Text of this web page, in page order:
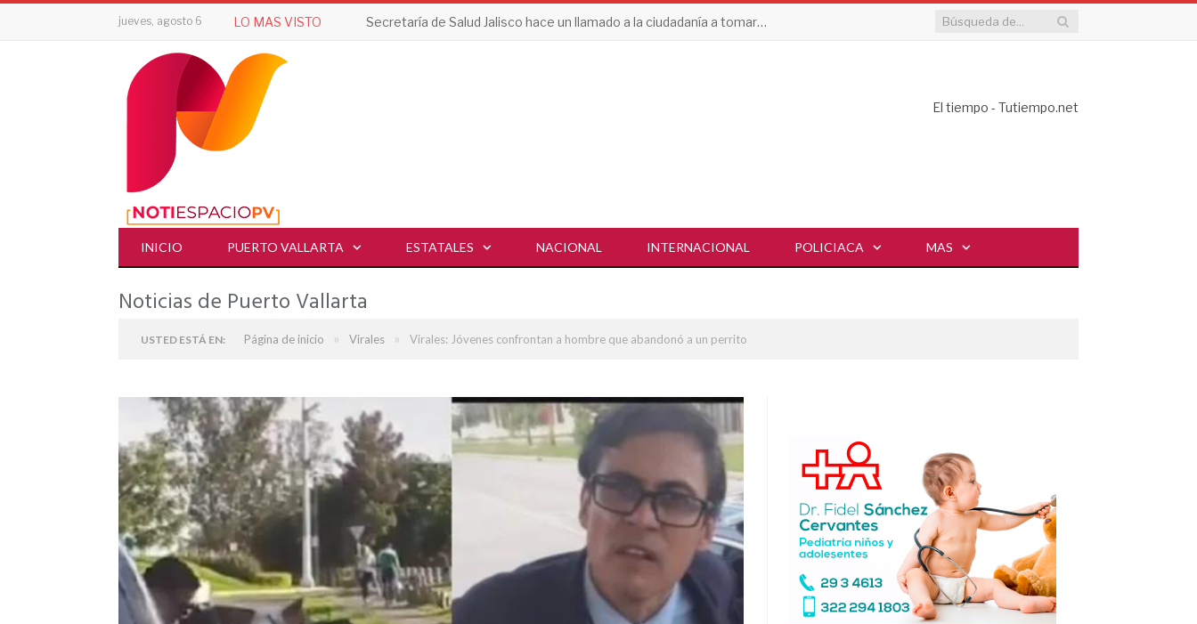
jueves, agosto 6 LO MAS VISTO Secretaría de Salud Jalisco hace un llamado a la ciudadanía a tomar acciones contra el dengue en esta temporada de lluvias
El tiempo - Tutiempo.net
INICIO PUERTO VALLARTA ESTATALES NACIONAL INTERNACIONAL POLICIACA MAS
Noticias de Puerto Vallarta
USTED ESTÁ EN: Página de inicio » Virales » Virales: Jóvenes confrontan a hombre que abandonó a un perrito